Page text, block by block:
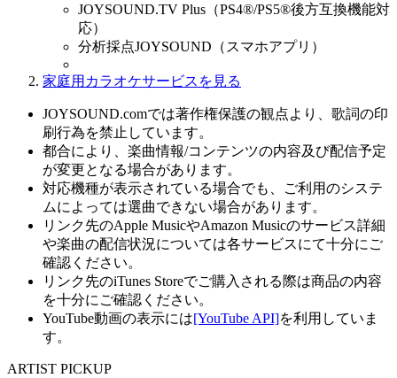
JOYSOUND.TV Plus（PS4®/PS5®後方互換機能対
応）
分析採点JOYSOUND（スマホアプリ）
家庭用カラオケサービスを見る
JOYSOUND.comでは著作権保護の観点より、歌詞の印
刷行為を禁止しています。
都合により、楽曲情報/コンテンツの内容及び配信予定
が変更となる場合があります。
対応機種が表示されている場合でも、ご利用のシステ
ムによっては選曲できない場合があります。
リンク先のApple MusicやAmazon Musicのサービス詳細
や楽曲の配信状況については各サービスにて十分にご
確認ください。
リンク先のiTunes Storeでご購入される際は商品の内容
を十分にご確認ください。
YouTube動画の表示には[YouTube API]を利用していま
す。
ARTIST PICKUP